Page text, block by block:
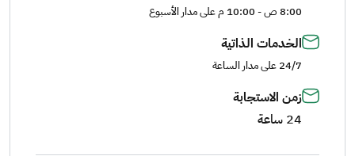
8:00 ص - 10:00 م على مدار الأسبوع
الخدمات الذاتية
24/7 على مدار الساعة
زمن الاستجابة
24 ساعة